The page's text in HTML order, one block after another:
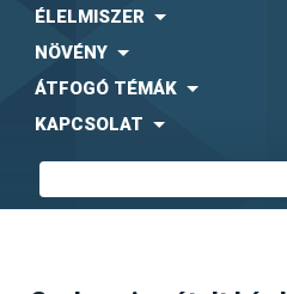
ÉLELMISZER
NÖVÉNY
ÁTFOGÓ TÉMÁK
KAPCSOLAT